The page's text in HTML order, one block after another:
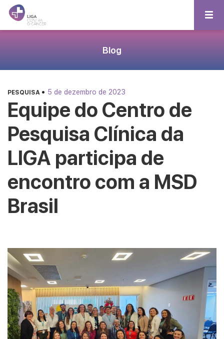
Blog
PESQUISA • 5 de dezembro de 2023
Equipe do Centro de
Pesquisa Clínica da
LIGA participa de
encontro com a MSD
Brasil